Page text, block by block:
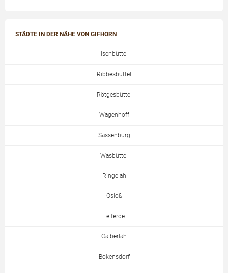
STÄDTE IN DER NÄHE VON GIFHORN
Isenbüttel
Ribbesbüttel
Rötgesbüttel
Wagenhoff
Sassenburg
Wasbüttel
Ringelah
Osloß
Leiferde
Calberlah
Bokensdorf